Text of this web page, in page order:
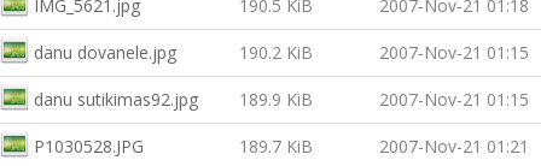
IMG_5621.jpg 190.5 KiB 2007-Nov-21 01:18
danu dovanele.jpg 190.2 KiB 2007-Nov-21 01:15
danu sutikimas92.jpg 189.9 KiB 2007-Nov-21 01:15
P1030528.JPG 189.7 KiB 2007-Nov-21 01:21